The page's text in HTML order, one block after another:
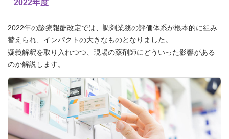
2022年度
2022年の診療報酬改定では、調剤業務の評価体系が根本的に組み
替えられ、インパクトの大きなものとなりました。
疑義解釈を取り入れつつ、現場の薬剤師にどういった影響がある
のか解説します。